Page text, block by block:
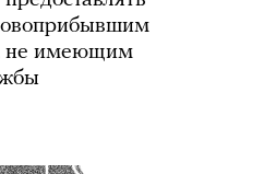
не имеющим